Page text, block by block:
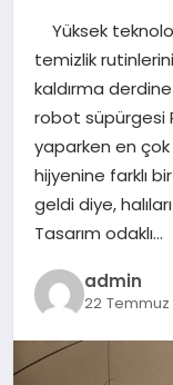
TEKNOLOJI
EKONOMI
MAGAZIN
Yüksek
temizlik
kaldırma derdine
robot süpürgesi
yaparken en çok
hijyenine farklı
geldi diye,
Tasarım odaklı…
admin
22 Temmuz